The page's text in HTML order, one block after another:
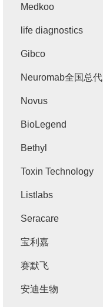
Medkoo
life diagnostics
Gibco
Neuromab全国总代
Novus
BioLegend
Bethyl
Toxin Technology
Listlabs
Seracare
宝利嘉
赛默飞
安迪生物